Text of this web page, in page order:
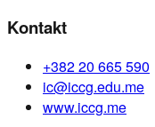
Kontakt
+382 20 665 590
ic@iccg.edu.me
www.iccg.me